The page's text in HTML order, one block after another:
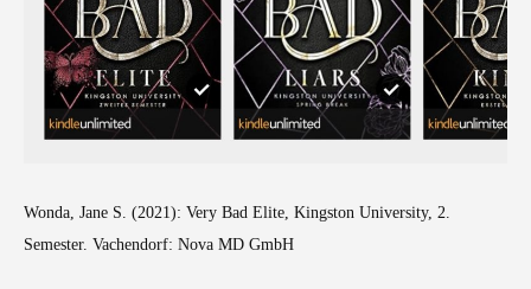
Wonda, Jane S. (2021): Very Bad Elite, Kingston University, 2.
Semester. Vachendorf: Nova MD GmbH